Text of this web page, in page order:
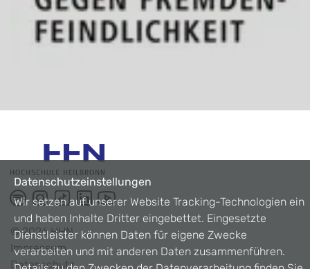
©2026HHN
Impressum
Datenschutz
Datenschutzeinstellungen
Wir setzen auf unserer Website Tracking-Technologien ein
und haben Inhalte Dritter eingebettet. Eingesetzte
Dienstleister können Daten für eigene Zwecke
verarbeiten und mit anderen Daten zusammenführen.